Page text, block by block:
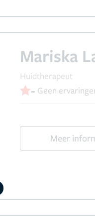
Mariska
Huidtherapeut
- Geen
Meer